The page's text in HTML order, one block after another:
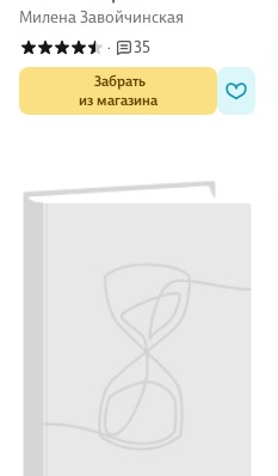
Милена Завойчинская
· 35
Забрать
из магазина